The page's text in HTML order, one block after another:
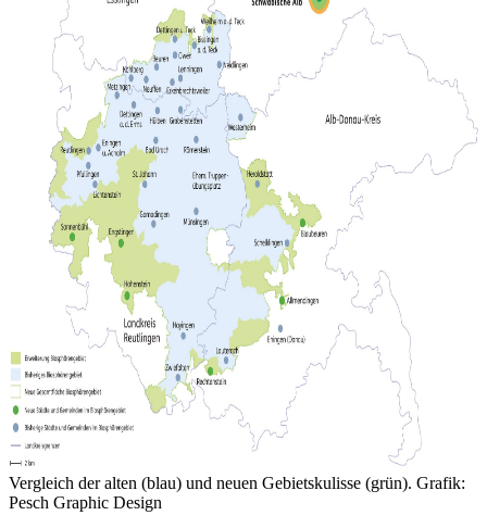
Vergleich der alten (blau) und neuen Gebietskulisse (grün). Grafik:
Pesch Graphic Design